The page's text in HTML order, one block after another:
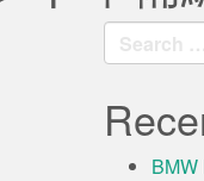
Search
for: